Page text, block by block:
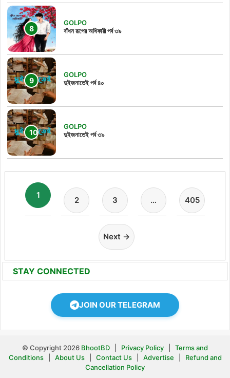
GOLPO
বাঁধন রূপের অধিকারী পর্ব ৩৯
GOLPO
দুইজনাতেই পর্ব ৪০
GOLPO
দুইজনাতেই পর্ব ৩৯
1
2 3 … 405
Next →
STAY CONNECTED
JOIN OUR TELEGRAM
© Copyright 2026 BhootBD Privacy Policy
Terms and
Conditions
About Us| Contact Us| Advertise
Refund and
Cancellation Policy